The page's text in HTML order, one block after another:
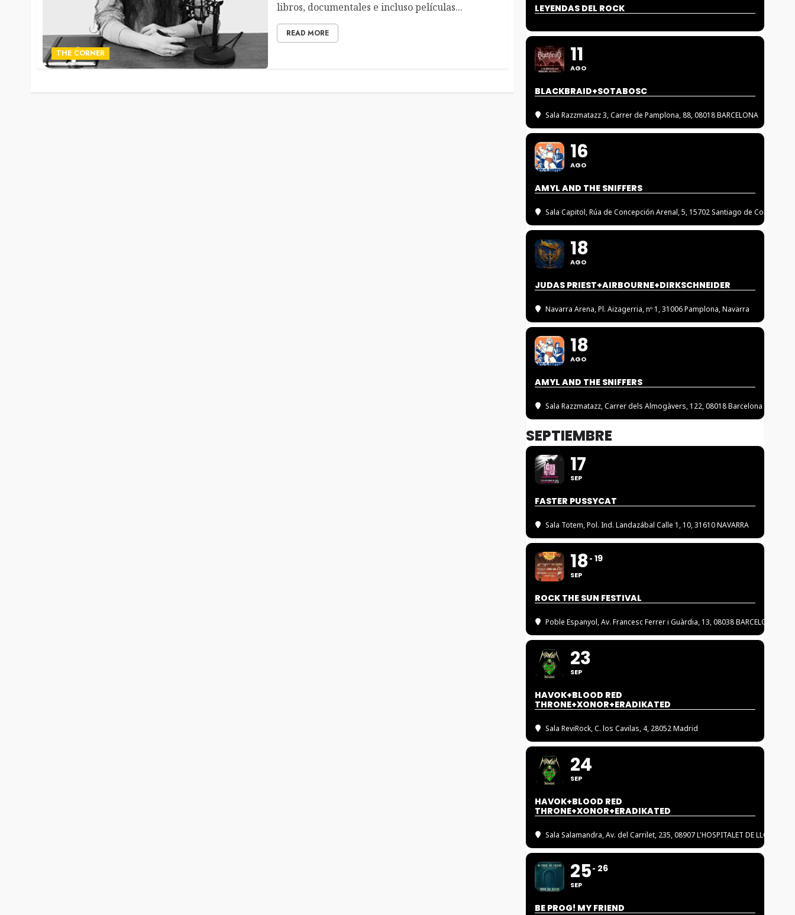
THE CORNER
libros, documentales e incluso películas...
READ MORE
LEYENDAS DEL ROCK
11
AGO
BLACKBRAID+SOTABOSC
Sala Razzmatazz 3, Carrer de Pamplona, 88, 08018 BARCELONA
16
AGO
AMYL AND THE SNIFFERS
Sala Capitol, Rúa de Concepción Arenal, 5, 15702 Santiago de
18
AGO
JUDAS PRIEST+AIRBOURNE+DIRKSCHNEIDER
Navarra Arena, Pl. Aizagerria, nº 1, 31006 Pamplona, Navarra
18
AGO
AMYL AND THE SNIFFERS
Sala Razzmatazz, Carrer dels Almogàvers, 122, 08018 Barcelona
SEPTIEMBRE
17
SEP
FASTER PUSSYCAT
Sala Totem, Pol. Ind. Landazábal Calle 1, 10, 31610 NAVARRA
18
SEP
19
ROCK THE SUN FESTIVAL
Poble Espanyol, Av. Francesc Ferrer i Guàrdia, 13, 08038 BARCELONA
23
SEP
HAVOK+BLOOD RED
THRONE+XONOR+ERADIKATED
Sala ReviRock, C. los Cavilas, 4, 28052 Madrid
24
SEP
HAVOK+BLOOD RED
THRONE+XONOR+ERADIKATED
Sala Salamandra, Av. del Carrilet, 235, 08907 L'HOSPITALET DE LLOBREGAT
25
SEP
26
BE PROG! MY FRIEND